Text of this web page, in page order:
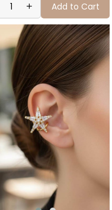
Add to Cart